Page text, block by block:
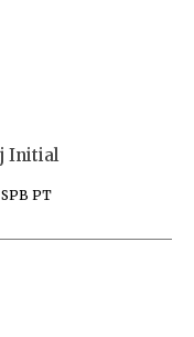
Initial
PT